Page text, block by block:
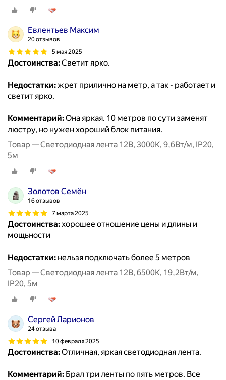
Евлентьев Максим
20 отзывов
5 мая 2025
Достоинства:Светит ярко.
Недостатки:жрет прилично на метр, а так - работает и
светит ярко.
Комментарий:Она яркая. 10 метров по сути заменят
люстру, но нужен хороший блок питания.
Товар — Светодиодная лента 12В, 3000К, 9,6Вт/м, IP20,
5м
Золотов Семён
16 отзывов
7 марта 2025
Достоинства:хорошее отношение цены и длины и
мощьности
Недостатки: нельзя подключать более 5 метров
Товар — Светодиодная лента 12В, 6500К, 19,2Вт/м,
IP20, 5м
Сергей Ларионов
24 отзыва
10 февраля 2025
Достоинства:Отличная, яркая светодиодная лента.
Комментарий: Брал три ленты по пять метров. Все